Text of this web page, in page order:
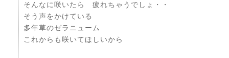
そんなに咲いたら 疲れちゃうでしょ・・
そう声をかけている
多年草のゼラニューム
これからも咲いてほしいから